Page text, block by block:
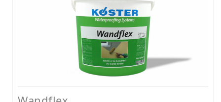
Elastomerik Reçine Esaslı Su Yalıtımı
Sentetik Örtüler (TPO – ECB)
Nem ve Rutubet Yalıtımı Ürünleri
Mantolama ve Dış Cephe Isı Yalıtımı Sistemleri